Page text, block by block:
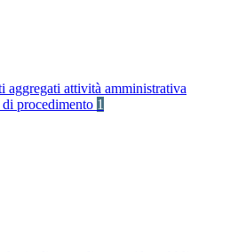
aggregati attività amministrativa
procedimento 1